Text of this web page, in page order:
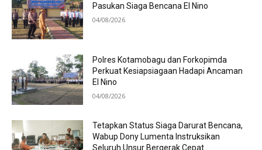
Pasukan Siaga Bencana El Nino
04/08/2026
Polres Kotamobagu dan Forkopimda
Perkuat Kesiapsiagaan Hadapi Ancaman
El Nino
04/08/2026
Tetapkan Status Siaga Darurat Bencana,
Wabup Dony Lumenta Instruksikan
Seluruh Unsur Bergerak Cepat